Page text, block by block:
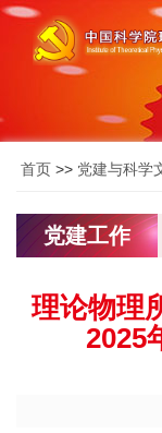
首页 >> 党建与科学
党建工作
理论物理
2025